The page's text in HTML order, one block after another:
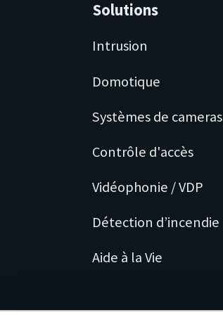
Solutions
Intrusion
Domotique
Systèmes de cameras
Contrôle d'accès
Vidéophonie / VDP
Détection d’incendie
Aide à la Vie